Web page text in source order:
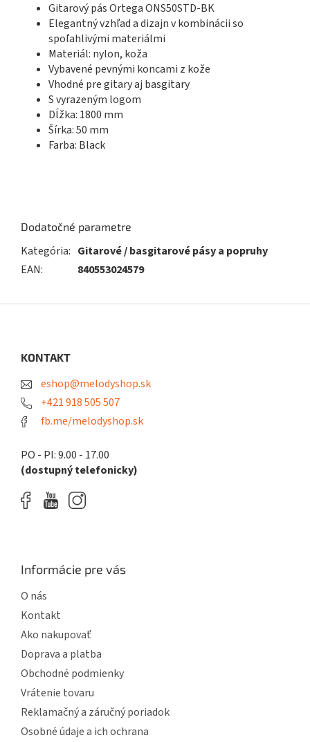
Gitarový pás Ortega ONS50STD-BK
Elegantný vzhľad a dizajn v kombinácii so
spoľahlivými materiálmi
Materiál: nylon, koža
Vybavené pevnými koncami z kože
Vhodné pre gitary aj basgitary
S vyrazeným logom
Dĺžka: 1800 mm
Šírka: 50 mm
Farba: Black
Dodatočné parametre
Kategória: Gitarové / basgitarové pásy a popruhy
EAN: 840553024579
KONTAKT
eshop@melodyshop.sk
+421 918 505 507
fb.me/melodyshop.sk
PO - PI: 9.00 - 17.00
(dostupný telefonicky)
Informácie pre vás
O nás
Kontakt
Ako nakupovať
Doprava a platba
Obchodné podmienky
Vrátenie tovaru
Reklamačný a záručný poriadok
Osobné údaje a ich ochrana